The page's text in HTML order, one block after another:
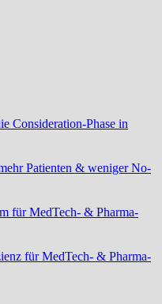
Consideration-Phase in
Patienten & weniger No-
für MedTech- & Pharma-
für MedTech- & Pharma-